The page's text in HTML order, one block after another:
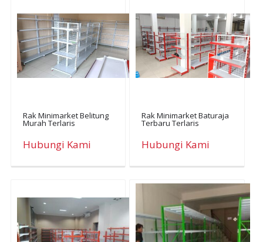
Rak Minimarket Belitung
Murah Terlaris
Hubungi Kami
Rak Minimarket Baturaja
Terbaru Terlaris
Hubungi Kami